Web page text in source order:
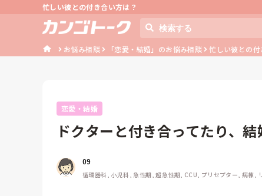
忙しい彼との付き合い方は？
お悩み相談 「恋愛・結婚」のお悩み相談 忙しい彼との付
恋愛・結婚
ドクターと付き合ってたり、
09
循環器科, 小児科, 急性期, 超急性期, CCU, プリセプター, 病棟,